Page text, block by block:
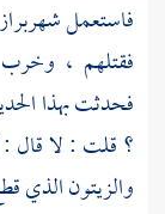
فاستعمل
فقتلهم ،
فحدثت بهذا
؟قلت : لا قال :
والزيتون الذي